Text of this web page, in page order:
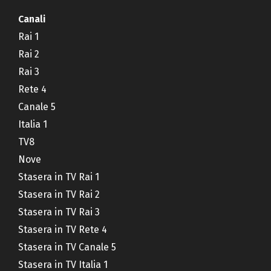
Canali
Rai 1
Rai 2
Rai 3
Rete 4
Canale 5
Italia 1
TV8
Nove
Stasera in TV Rai 1
Stasera in TV Rai 2
Stasera in TV Rai 3
Stasera in TV Rete 4
Stasera in TV Canale 5
Stasera in TV Italia 1